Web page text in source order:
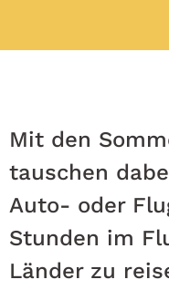
Mit den
tauschen
Auto- oder
Stunden im
Länder zu